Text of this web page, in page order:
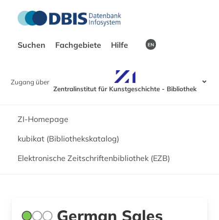
Suchen Fachgebiete Hilfe EN
Zugang über
Zentralinstitut für Kunstgeschichte - Bibliothek
ZI-Homepage
kubikat (Bibliothekskatalog)
Elektronische Zeitschriftenbibliothek (EZB)
German Sales